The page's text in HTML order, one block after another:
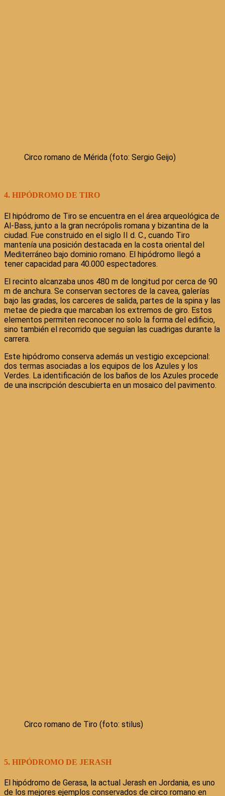
Circo romano de Mérida (foto: Sergio Geijo)
4. HIPÓDROMO DE TIRO
El hipódromo de Tiro se encuentra en el área arqueológica de
Al-Bass, junto a la gran necrópolis romana y bizantina de la
ciudad. Fue construido en el siglo II d. C., cuando Tiro
mantenía una posición destacada en la costa oriental del
Mediterráneo bajo dominio romano. El hipódromo llegó a
tener capacidad para 40.000 espectadores.
El recinto alcanzaba unos 480 m de longitud por cerca de 90
m de anchura. Se conservan sectores de la cavea, galerías
bajo las gradas, los carceres de salida, partes de la spina y las
metae de piedra que marcaban los extremos de giro. Estos
elementos permiten reconocer no solo la forma del edificio,
sino también el recorrido que seguían las cuadrigas durante la
carrera.
Este hipódromo conserva además un vestigio excepcional:
dos termas asociadas a los equipos de los Azules y los
Verdes. La identificación de los baños de los Azules procede
de una inscripción descubierta en un mosaico del pavimento.
Circo romano de Tiro (foto: stilus)
5. HIPÓDROMO DE JERASH
El hipódromo de Gerasa, la actual Jerash en Jordania, es uno
de los mejores ejemplos conservados de circo romano en